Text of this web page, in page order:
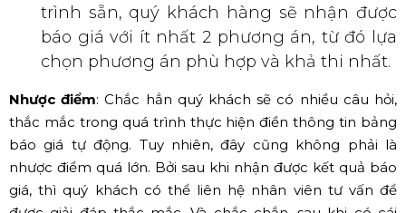
trình sẵn, quý khách hàng sẽ nhận được
báo giá với ít nhất 2 phương án, từ đó lựa
chọn phương án phù hợp và khả thi nhất.
Nhược điểm: Chắc hẳn quý khách sẽ có nhiều câu hỏi,
thắc mắc trong quá trình thực hiện điền thông tin bảng
báo giá tự động. Tuy nhiên, đây cũng không phải là
nhược điểm quá lớn. Bởi sau khi nhận được kết quả báo
giá, thì quý khách có thể liên hệ nhân viên tư vấn để